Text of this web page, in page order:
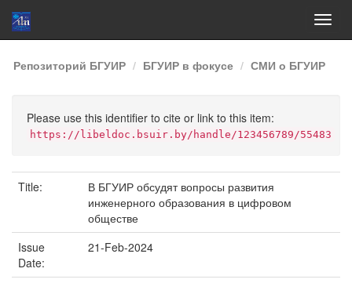
Skip
navigation
Репозиторий БГУИР БГУИР в фокусе СМИ о БГУИР
Please use this identifier to cite or link to this item:
https://libeldoc.bsuir.by/handle/123456789/55483
Title:
В БГУИР обсудят вопросы развития
инженерного образования в цифровом
обществе
Issue
Date:
21-Feb-2024